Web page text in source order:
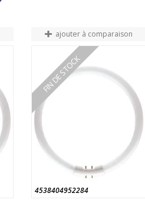
ajouter à comparaison
4538404952284
FIN DE STOCK